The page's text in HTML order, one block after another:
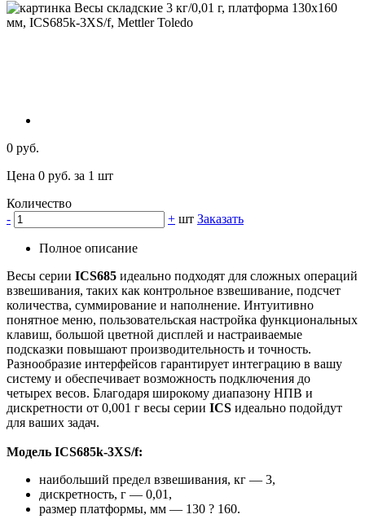
0 руб.
Цена 0 руб. за 1 шт
Количество
-
+ шт Заказать
Полное описание
Весы серии ICS685 идеально подходят для сложных операций
взвешивания, таких как контрольное взвешивание, подсчет
количества, суммирование и наполнение. Интуитивно
понятное меню, пользовательская настройка функциональных
клавиш, большой цветной дисплей и настраиваемые
подсказки повышают производительность и точность.
Разнообразие интерфейсов гарантирует интеграцию в вашу
систему и обеспечивает возможность подключения до
четырех весов. Благодаря широкому диапазону НПВ и
дискретности от 0,001 г весы серии ICS идеально подойдут
для ваших задач.
Модель ICS685k-3XS/f:
наибольший предел взвешивания, кг — 3,
дискретность, г — 0,01,
размер платформы, мм — 130 ? 160.